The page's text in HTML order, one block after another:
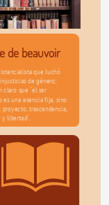
de beauvoir
que luchó
de género;
claro que ´el ser
es una esencia fija, sino
proyecto, trascendencia,
y libertad´.